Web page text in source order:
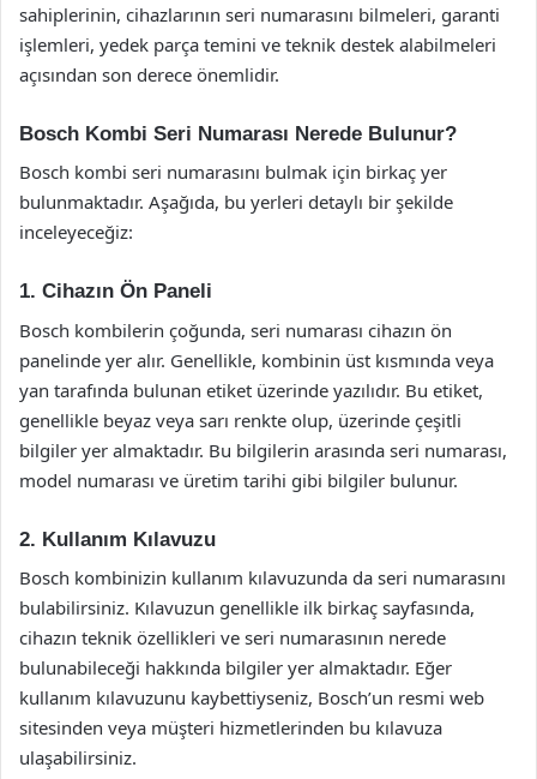
sahiplerinin, cihazlarının seri numarasını bilmeleri, garanti
işlemleri, yedek parça temini ve teknik destek alabilmeleri
açısından son derece önemlidir.
Bosch Kombi Seri Numarası Nerede Bulunur?
Bosch kombi seri numarasını bulmak için birkaç yer
bulunmaktadır. Aşağıda, bu yerleri detaylı bir şekilde
inceleyeceğiz:
1. Cihazın Ön Paneli
Bosch kombilerin çoğunda, seri numarası cihazın ön
panelinde yer alır. Genellikle, kombinin üst kısmında veya
yan tarafında bulunan etiket üzerinde yazılıdır. Bu etiket,
genellikle beyaz veya sarı renkte olup, üzerinde çeşitli
bilgiler yer almaktadır. Bu bilgilerin arasında seri numarası,
model numarası ve üretim tarihi gibi bilgiler bulunur.
2. Kullanım Kılavuzu
Bosch kombinizin kullanım kılavuzunda da seri numarasını
bulabilirsiniz. Kılavuzun genellikle ilk birkaç sayfasında,
cihazın teknik özellikleri ve seri numarasının nerede
bulunabileceği hakkında bilgiler yer almaktadır. Eğer
kullanım kılavuzunu kaybettiyseniz, Bosch’un resmi web
sitesinden veya müşteri hizmetlerinden bu kılavuza
ulaşabilirsiniz.